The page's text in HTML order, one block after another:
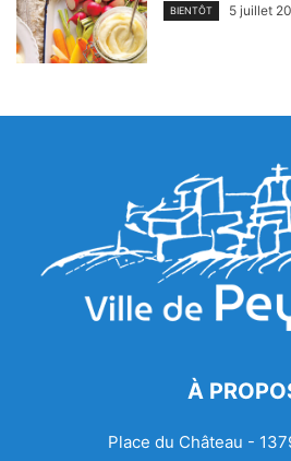
BIENTÔT 5 juillet
À
Place du Château -